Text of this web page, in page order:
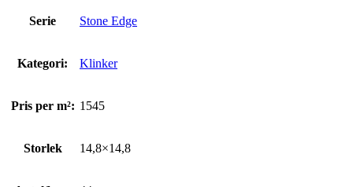
Serie Stone Edge
Kategori: Klinker
Pris per m²: 1545
Storlek 14,8×14,8